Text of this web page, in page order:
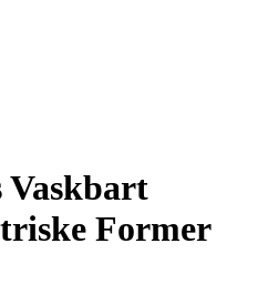
Vaskbart
Former